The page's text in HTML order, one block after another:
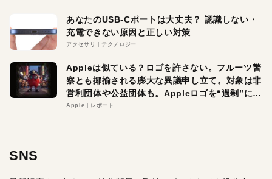
あなたのUSB-Cポートは大丈夫？ 認識しない・
充電できない原因と正しい対策
アクセサリ テクノロジー
Appleは似ている？ロゴを許さない。フルーツ警
察とも揶揄される膨大な異議申し立て。対象は非
営利団体や公益団体も。Appleロゴを“過剰”に守
る理由とは
Apple レポート
SNS